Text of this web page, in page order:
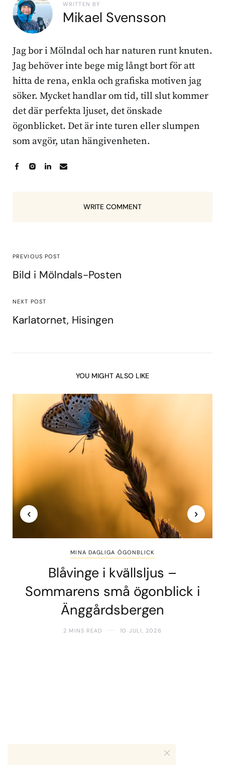
WRITTEN BY
Mikael Svensson
Jag bor i Mölndal och har naturen runt knuten.
Jag behöver inte bege mig långt bort för att
hitta de rena, enkla och grafiska motiven jag
söker. Mycket handlar om tid, till slut kommer
det där perfekta ljuset, det önskade
ögonblicket. Det är inte turen eller slumpen
som avgör, utan hängivenheten.
WRITE COMMENT
PREVIOUS POST
Bild i Mölndals-Posten
NEXT POST
Karlatornet, Hisingen
YOU MIGHT ALSO LIKE
MINA DAGLIGA ÖGONBLICK
Blåvinge i kvällsljus –
Sommarens små ögonblick i
Änggårdsbergen
2 MINS READ 10 JULI, 2026